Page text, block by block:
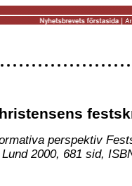
perspektiv
2000, 681 sid,